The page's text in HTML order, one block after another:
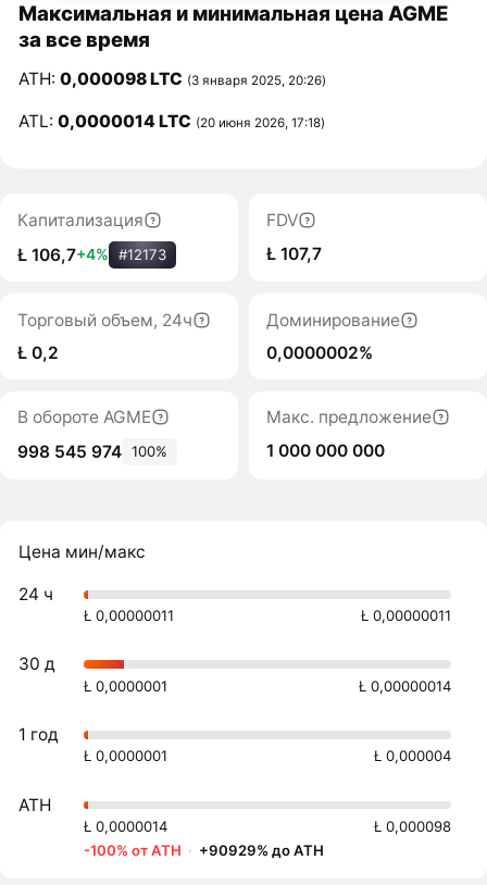
Максимальная и минимальная цена AGME
за все время
ATH:0,000098 LTC (3 января 2025, 20:26)
ATL:0,0000014 LTC (20 июня 2026, 17:18)
Капитализация
Ł 106,7+4% #12173
FDV
Ł 107,7
Торговый объем, 24ч
Ł 0,2
Доминирование
0,0000002%
В обороте AGME
998 545 974 100%
Макс. предложение
1 000 000 000
Цена мин/макс
24 ч
Ł 0,00000011 Ł 0,00000011
30 д
Ł 0,0000001 Ł 0,00000014
1 год
Ł 0,0000001 Ł 0,000004
ATH
Ł 0,0000014
Ł 0,000098
-100% от ATH · +90929% до ATH